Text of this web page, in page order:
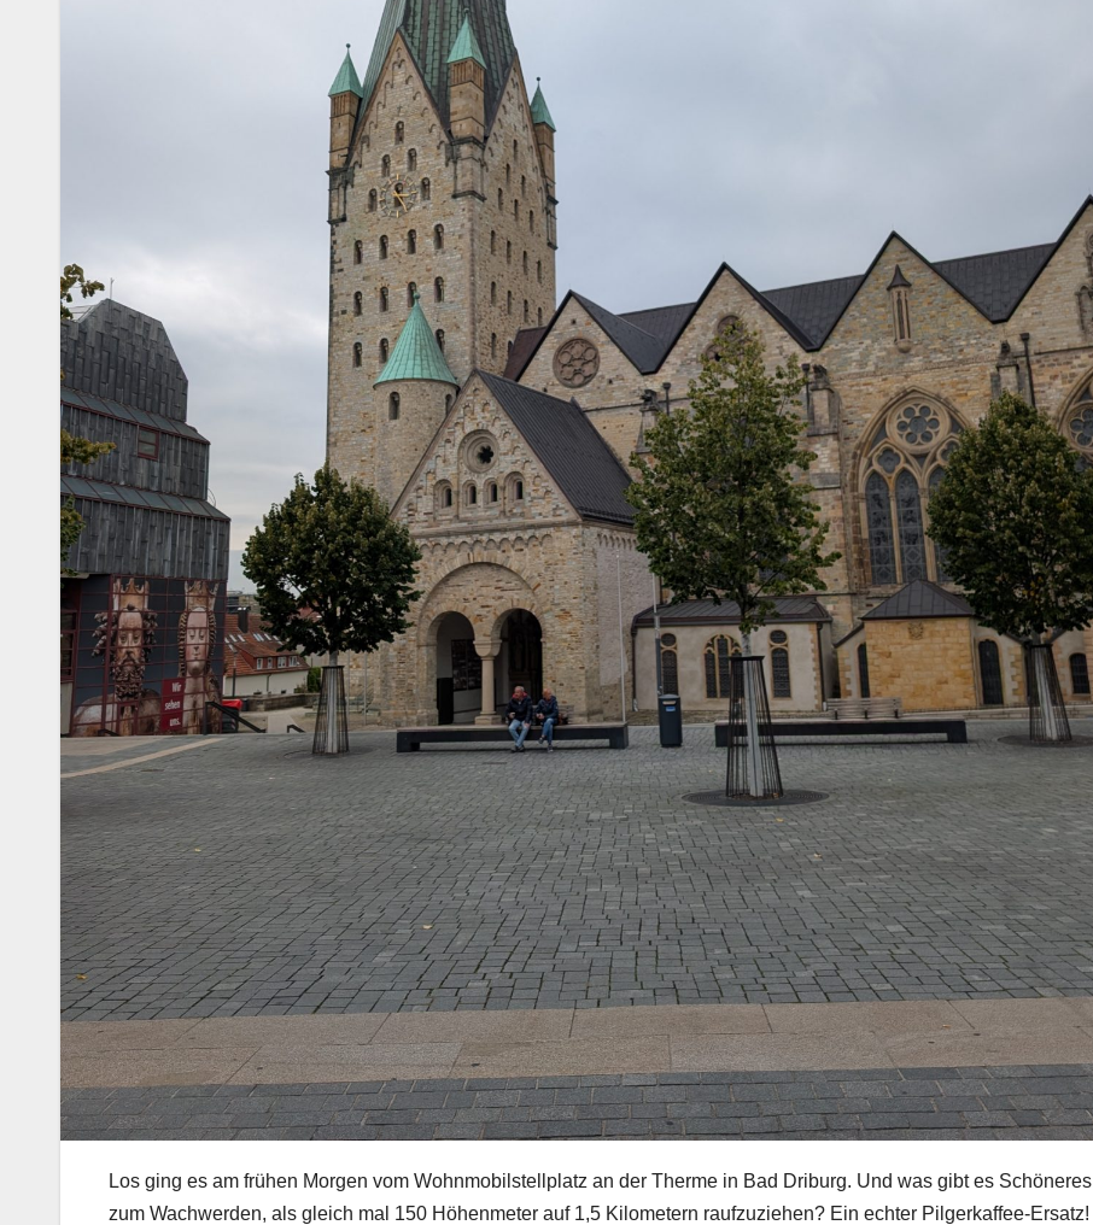
Los ging es am frühen Morgen vom Wohnmobilstellplatz an der Therme in Bad Driburg. Und was gibt es Schöneres
zum Wachwerden, als gleich mal 150 Höhenmeter auf 1,5 Kilometern raufzuziehen? Ein echter Pilgerkaffee-Ersatz!